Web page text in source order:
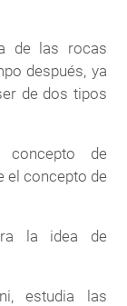
de las rocas
después, ya
de dos tipos
de
el concepto de
la idea de
estudia las